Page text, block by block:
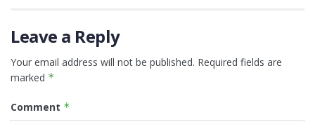
Leave a Reply
Your email address will not be published. Required fields are
marked *
Comment *